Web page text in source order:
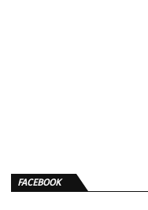
FACEBOOK